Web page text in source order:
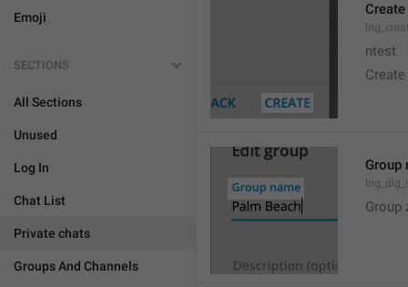
Emoji
SECTIONS
All Sections
Unused
Log In
Chat List
Private chats
Groups And Channels
Create
ntest
Group
Group